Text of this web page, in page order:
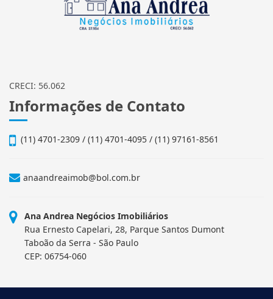
CRECI: 56.062
Informações de Contato
(11) 4701-2309 / (11) 4701-4095 / (11) 97161-8561
anaandreaimob@bol.com.br
Ana Andrea Negócios Imobiliários
Rua Ernesto Capelari, 28, Parque Santos Dumont
Taboão da Serra - São Paulo
CEP: 06754-060